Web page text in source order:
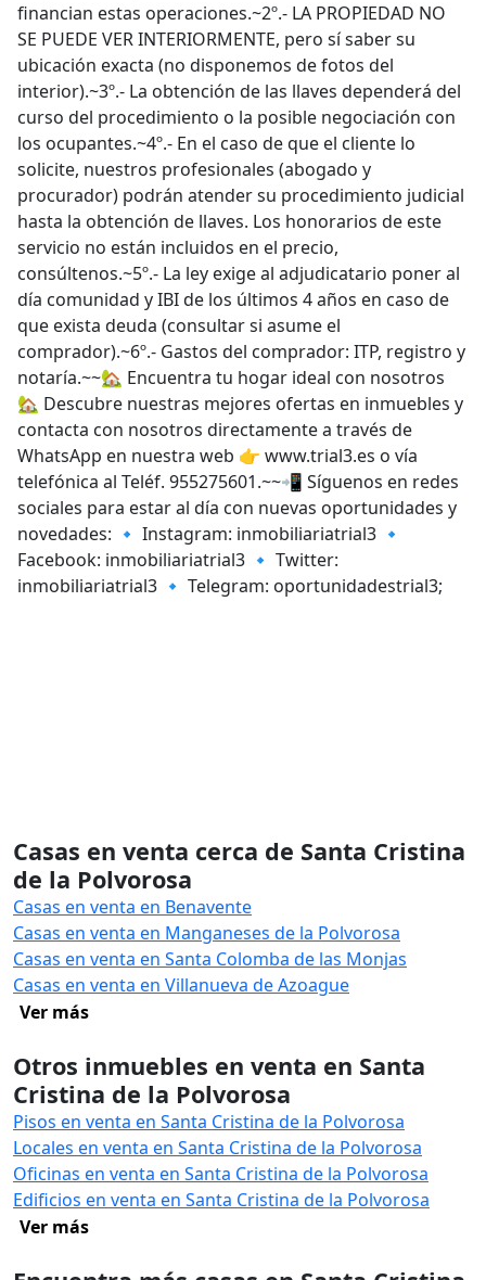
financian estas operaciones.~2º.- LA PROPIEDAD NO
SE PUEDE VER INTERIORMENTE, pero sí saber su
ubicación exacta (no disponemos de fotos del
interior).~3º.- La obtención de las llaves dependerá del
curso del procedimiento o la posible negociación con
los ocupantes.~4º.- En el caso de que el cliente lo
solicite, nuestros profesionales (abogado y
procurador) podrán atender su procedimiento judicial
hasta la obtención de llaves. Los honorarios de este
servicio no están incluidos en el precio,
consúltenos.~5º.- La ley exige al adjudicatario poner al
día comunidad y IBI de los últimos 4 años en caso de
que exista deuda (consultar si asume el
comprador).~6º.- Gastos del comprador: ITP, registro y
notaría.~~🏡 Encuentra tu hogar ideal con nosotros
🏡 Descubre nuestras mejores ofertas en inmuebles y
contacta con nosotros directamente a través de
WhatsApp en nuestra web 👉 www.trial3.es o vía
telefónica al Teléf. 955275601.~~📲 Síguenos en redes
sociales para estar al día con nuevas oportunidades y
novedades: 🔹 Instagram: inmobiliariatrial3 🔹
Facebook: inmobiliariatrial3 🔹 Twitter:
inmobiliariatrial3 🔹 Telegram: oportunidadestrial3;
Casas en venta cerca de Santa Cristina
de la Polvorosa
Casas en venta en Benavente
Casas en venta en Manganeses de la Polvorosa
Casas en venta en Santa Colomba de las Monjas
Casas en venta en Villanueva de Azoague
Ver más
Otros inmuebles en venta en Santa
Cristina de la Polvorosa
Pisos en venta en Santa Cristina de la Polvorosa
Locales en venta en Santa Cristina de la Polvorosa
Oficinas en venta en Santa Cristina de la Polvorosa
Edificios en venta en Santa Cristina de la Polvorosa
Ver más